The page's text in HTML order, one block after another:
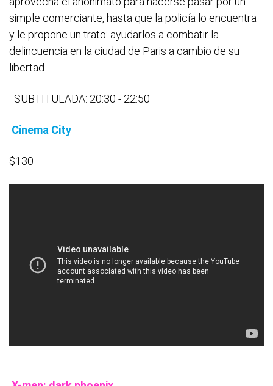
simple comerciante, hasta que la policía lo encuentra
y le propone un trato: ayudarlos a combatir la
delincuencia en la ciudad de Paris a cambio de su
libertad.
SUBTITULADA: 20:30 - 22:50
Cinema City
$130